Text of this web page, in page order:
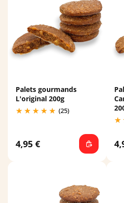
Palets gourmands
L'original 200g
(25)
4,95 €